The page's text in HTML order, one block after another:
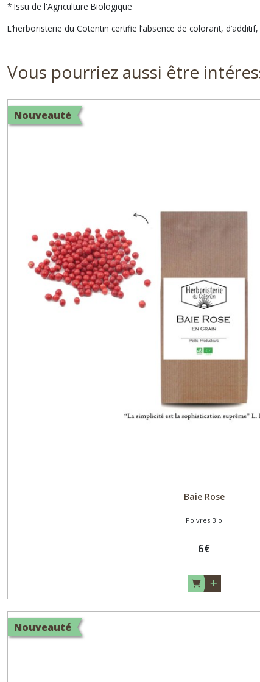
* Issu de l'Agriculture Biologique
L’herboristerie du Cotentin certifie l’absence de colorant,
Vous pourriez aussi être
Nouveauté
Baie Rose
Poivres Bio
6€
Nouveauté